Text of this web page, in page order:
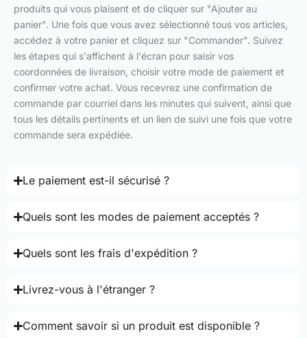
produits qui vous plaisent et de cliquer sur "Ajouter au
panier". Une fois que vous avez sélectionné tous vos articles,
accédez à votre panier et cliquez sur "Commander". Suivez
les étapes qui s'affichent à l'écran pour saisir vos
coordonnées de livraison, choisir votre mode de paiement et
confirmer votre achat. Vous recevrez une confirmation de
commande par courriel dans les minutes qui suivent, ainsi que
tous les détails pertinents et un lien de suivi une fois que votre
commande sera expédiée.
Le paiement est-il sécurisé ?
Quels sont les modes de paiement acceptés ?
Quels sont les frais d'expédition ?
Livrez-vous à l'étranger ?
Comment savoir si un produit est disponible ?